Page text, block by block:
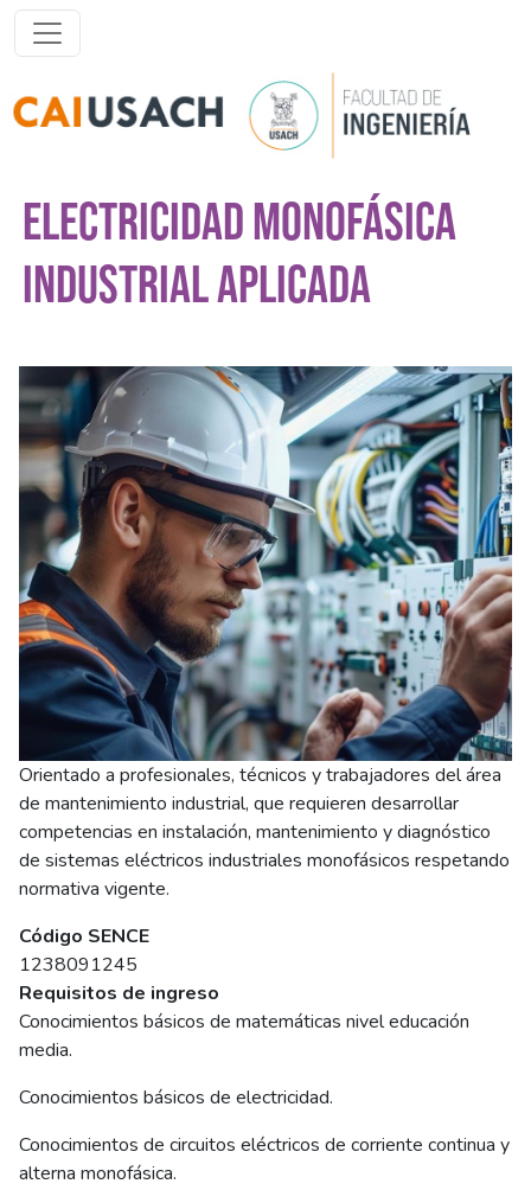
Pasar al contenido principal
ELECTRICIDAD MONOFÁSICA
INDUSTRIAL APLICADA
Imagen del curso
Orientado a profesionales, técnicos y trabajadores del área
de mantenimiento industrial, que requieren desarrollar
competencias en instalación, mantenimiento y diagnóstico
de sistemas eléctricos industriales monofásicos respetando
normativa vigente.
Código SENCE
1238091245
Requisitos de ingreso
Conocimientos básicos de matemáticas nivel educación
media.
Conocimientos básicos de electricidad.
Conocimientos de circuitos eléctricos de corriente continua y
alterna monofásica.